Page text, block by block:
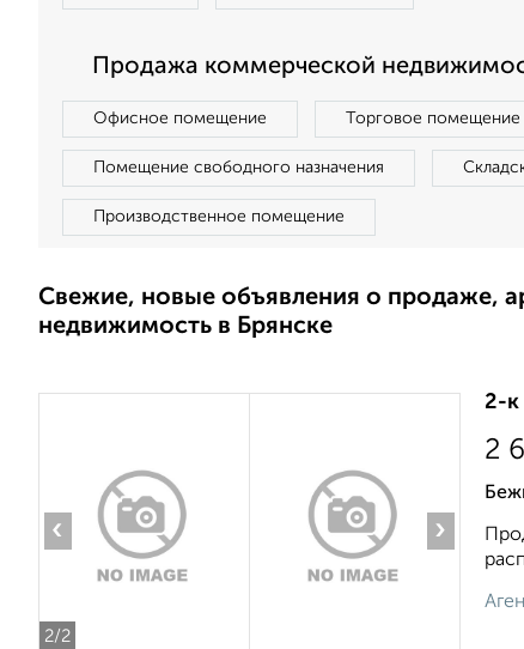
Продажа коммерческой
Офисное помещение Торговое помещение
Помещение свободного назначения
Производственное помещение
Свежие, новые объявления о продаже,
недвижимость в Брянске
2/2
‹ ›
2-к
2